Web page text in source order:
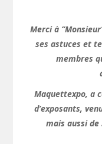
Merci à
ses astuces et
membres
Maquettexpo, a
d’exposants,
mais aussi de